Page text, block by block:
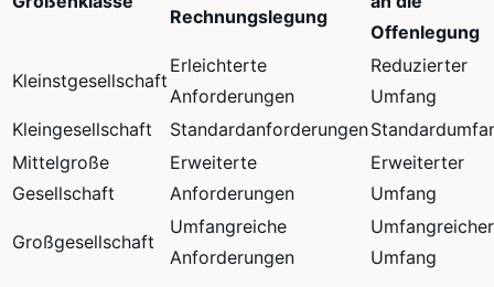
Rechnungslegung
Offenlegung
Kleinstgesellschaft
Erleichterte
Anforderungen
Reduzierter
Umfang
Kleingesellschaft
Standardanforderungen
Mittelgroße
Gesellschaft
Erweiterte
Anforderungen
Erweiterter
Umfang
Großgesellschaft
Umfangreiche
Anforderungen
Umfangreicher
Umfang